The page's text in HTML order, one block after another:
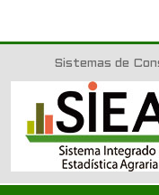
Sistemas de